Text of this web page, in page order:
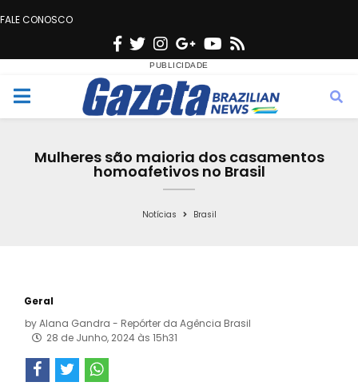
FALE CONOSCO
F
c
e
o
T
w
i
t
e
n
s
t
g
r
a
G
o
o
g
e
Y
u
t
b
s
M
Mulheres são maioria dos casamentos
homoafetivos no Brasil
Notícias Brasil
Geral
byAlana Gandra - Repórter da Agência Brasil
28 de Junho, 2024 às 15h31